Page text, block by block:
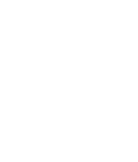
Liga